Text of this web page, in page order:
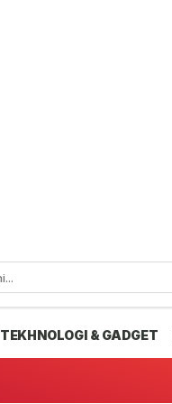
TEKHNOLOGI & GADGET